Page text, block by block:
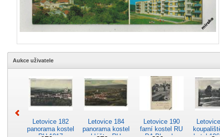
Aukce uživatele
Letovice 182
panorama kostel
Letovice 184
panorama kostel
Letovice 190
farní kostel RU